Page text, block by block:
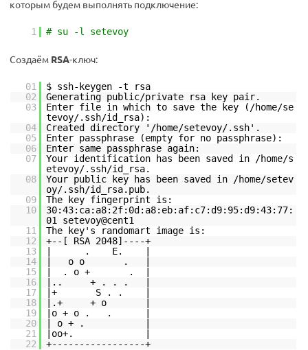
которым будем выполнять подключение:
1 # su -l setevoy
Создаём RSA-ключ:
01
$ ssh-keygen -t rsa
02
Generating public/private rsa key pair.
03
Enter file in which to save the key (/home/se
tevoy/.ssh/id_rsa):
04
Created directory '/home/setevoy/.ssh'.
05
Enter passphrase (empty for no passphrase):
06
Enter same passphrase again:
07
Your identification has been saved in /home/s
etevoy/.ssh/id_rsa.
08
Your public key has been saved in /home/setev
oy/.ssh/id_rsa.pub.
09
The key fingerprint is:
10
30:43:ca:a8:2f:0d:a8:eb:af:c7:d9:95:d9:43:77:
01 setevoy@cent1
11
The key's randomart image is:
12
+--[ RSA 2048]----+
13
| . E. |
14
| o o . |
15
| . o + . |
16
|.. + . . . |
17
|+ S . . |
18
|.+ + o |
19
|o + o . . |
20
| o + . |
21
|oo+. |
22
+-----------------+